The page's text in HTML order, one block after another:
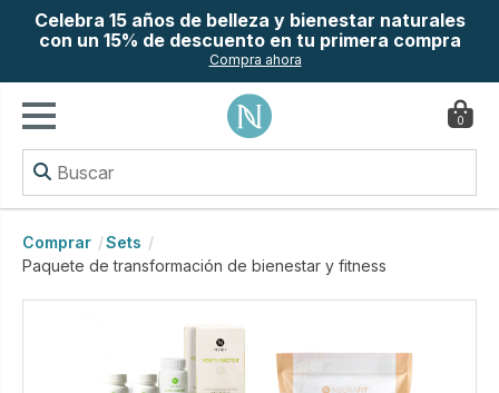
Celebra 15 años de belleza y bienestar naturales
con un 15% de descuento en tu primera compra
Compra ahora
0
Comprar
Sets
Paquete de transformación de bienestar y fitness